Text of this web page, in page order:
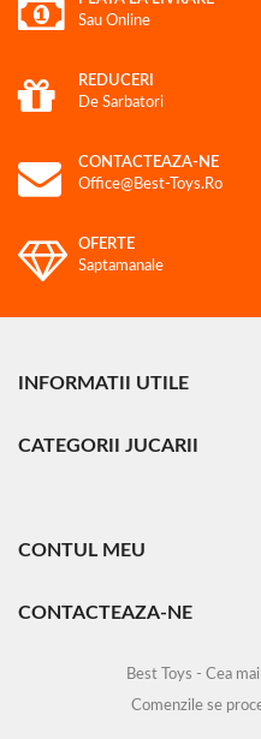
Sau Online
REDUCERI
De Sarbatori
CONTACTEAZA-NE
Office@best-Toys.ro
OFERTE
Saptamanale
INFORMATII UTILE
CATEGORII JUCARII
CONTUL MEU
CONTACTEAZA-NE
Best Toys - Cea
Comenzile se